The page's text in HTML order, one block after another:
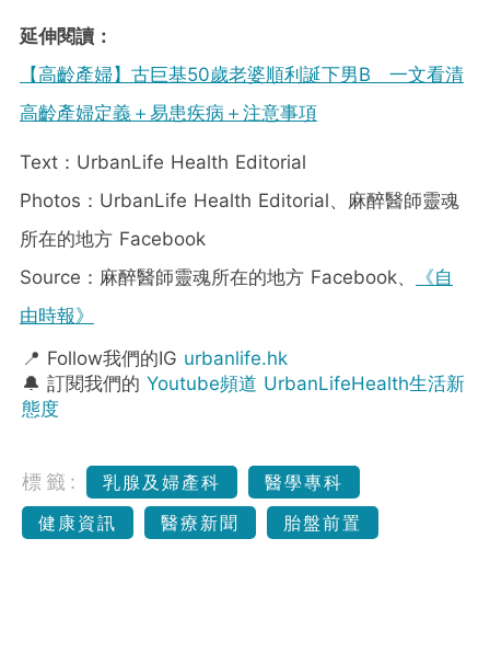
延伸閱讀：
【高齡產婦】古巨基50歲老婆順利誕下男B 一文看清
高齡產婦定義＋易患疾病＋注意事項
Text：UrbanLife Health Editorial
Photos：UrbanLife Health Editorial、麻醉醫師靈魂
所在的地方 Facebook
Source：麻醉醫師靈魂所在的地方 Facebook、
《自
由時報》
📍 Follow我們的IG urbanlife.hk
🔔 訂閱我們的 Youtube頻道 UrbanLifeHealth生活新
態度
標籤: 乳腺及婦產科
醫學專科
健康資訊
醫療新聞 胎盤前置